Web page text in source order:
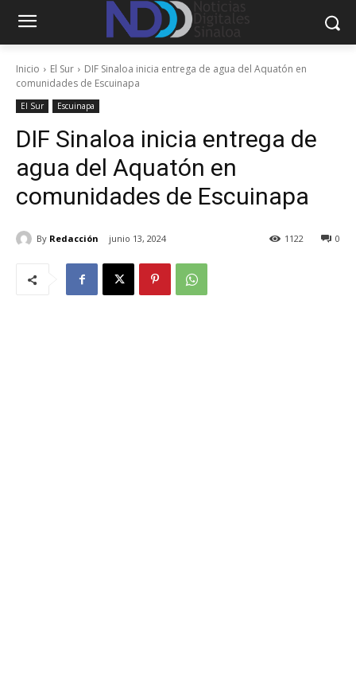
Inicio El Sur
DIF Sinaloa inicia entrega de agua del Aquatón en
comunidades de Escuinapa
El Sur Escuinapa
DIF Sinaloa inicia entrega de
agua del Aquatón en
comunidades de Escuinapa
By Redacción junio 13, 2024 0
1122